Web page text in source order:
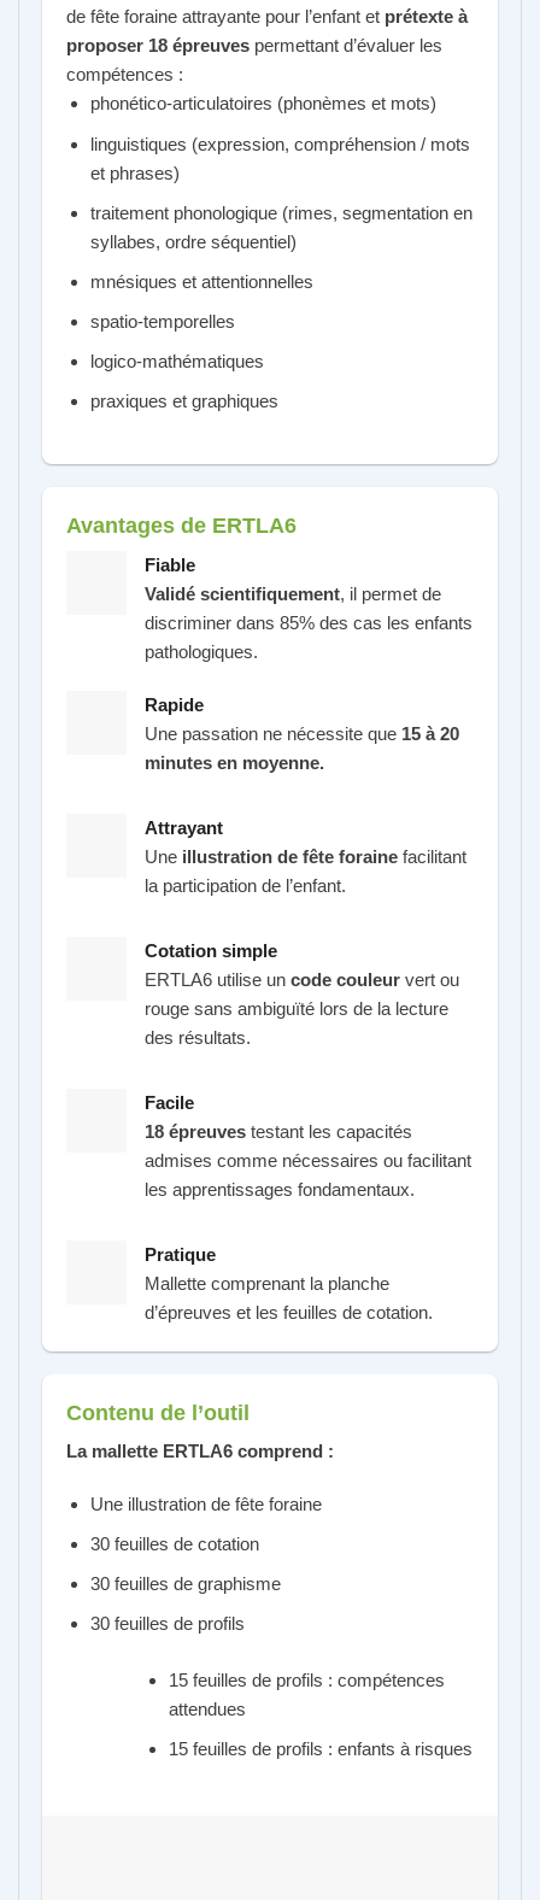
de fête foraine attrayante pour l’enfant etprétexte à
proposer 18 épreuves permettant d’évaluer les
compétences :
phonético-articulatoires (phonèmes et mots)
linguistiques (expression, compréhension / mots
et phrases)
traitement phonologique (rimes, segmentation en
syllabes, ordre séquentiel)
mnésiques et attentionnelles
spatio-temporelles
logico-mathématiques
praxiques et graphiques
Avantages de ERTLA6
Fiable
Validé scientifiquement, il permet de
discriminer dans 85% des cas les enfants
pathologiques.
Rapide
Une passation ne nécessite que 15 à 20
minutes en moyenne.
Attrayant
Une illustration de fête forainefacilitant
la participation de l’enfant.
Cotation simple
ERTLA6 utilise un code couleurvert ou
rouge sans ambiguïté lors de la lecture
des résultats.
Facile
18 épreuvestestant les capacités
admises comme nécessaires ou facilitant
les apprentissages fondamentaux.
Pratique
Mallette comprenant la planche
d’épreuves et les feuilles de cotation.
Contenu de l’outil
La mallette ERTLA6 comprend :
Une illustration de fête foraine
30 feuilles de cotation
30 feuilles de graphisme
30 feuilles de profils
15 feuilles de profils : compétences
attendues
15 feuilles de profils : enfants à risques